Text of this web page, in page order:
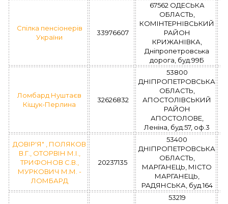
Спілка пенсіонерів
України
33976607
67562 ОДЕСЬКА
ОБЛАСТЬ,
КОМІНТЕРНІВСЬКИЙ
РАЙОН
КРИЖАНІВКА,
Дніпропетровська
дорога, буд.99Б
Ломбард Нуштаєв
Кіщук-Перлина
32626832
53800
ДНІПРОПЕТРОВСЬКА
ОБЛАСТЬ,
АПОСТОЛІВСЬКИЙ
РАЙОН
АПОСТОЛОВЕ,
Леніна, буд.57, оф.3
ДОВІР'Я" , ПОЛЯКОВ
В.Г., ОТОРВІН М.І.,
ТРИФОНОВ С.В.,
МУРКОВИЧ М.М. -
ЛОМБАРД
20237135
53400
ДНІПРОПЕТРОВСЬКА
ОБЛАСТЬ,
МАРГАНЕЦЬ, МІСТО
МАРГАНЕЦЬ,
РАДЯНСЬКА, буд.164
53219